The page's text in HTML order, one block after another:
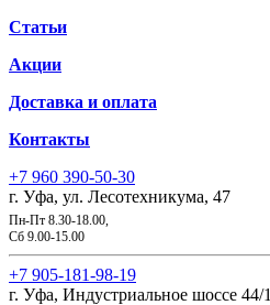
Статьи
Акции
Доставка и оплата
Контакты
+7 960 390-50-30
г. Уфа, ул. Лесотехникума, 47
Пн-Пт 8.30-18.00,
Сб 9.00-15.00
+7 905-181-98-19
г. Уфа, Индустриальное шоссе 44/1